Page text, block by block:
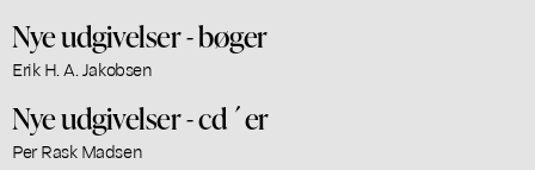
Nye udgivelser - bøger
Erik H. A. Jakobsen
Nye udgivelser - cd´er
Per Rask Madsen